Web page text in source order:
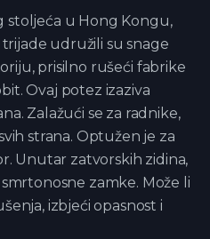
stoljeća u Hong Kongu,
udružili su snage
prisilno rušeći fabrike
Ovaj potez izaziva
Zalažući se za radnike,
strana. Optužen je za
Unutar zatvorskih zidina,
zamke. Može li
izbjeći opasnost i